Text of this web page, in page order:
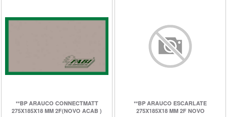
**BP ARAUCO CONNECTMATT
275X185X18 MM 2F(NOVO ACAB )
**BP ARAUCO ESCARLATE
275X185X18 MM 2F NOVO